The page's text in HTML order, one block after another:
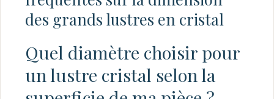
des grands lustres en cristal
Quel diamètre choisir pour
un lustre cristal selon la